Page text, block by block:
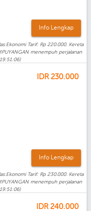
Info Lengkap
Tarif: Rp 220.000. Kereta
menempuh perjalanan
IDR 230.000
Info Lengkap
Tarif: Rp 230.000. Kereta
menempuh perjalanan
IDR 240.000